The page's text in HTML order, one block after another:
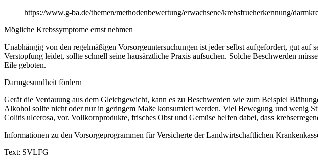
https://www.g-ba.de/themen/methodenbewertung/erwachsene/krebsfrueherkennung/
Mögliche Krebssymptome ernst nehmen
Unabhängig von den regelmäßigen Vorsorgeuntersuchungen ist jeder selbst aufgefordert, gut
Verstopfung leidet, sollte schnell seine hausärztliche Praxis aufsuchen. Solche Beschwerden
Eile geboten.
Darmgesundheit fördern
Gerät die Verdauung aus dem Gleichgewicht, kann es zu Beschwerden wie zum Beispiel
Alkohol sollte nicht oder nur in geringem Maße konsumiert werden. Viel Bewegung und wenig
Colitis ulcerosa, vor. Vollkornprodukte, frisches Obst und Gemüse helfen dabei, dass
Informationen zu den Vorsorgeprogrammen für Versicherte der Landwirtschaftlichen
Text: SVLFG